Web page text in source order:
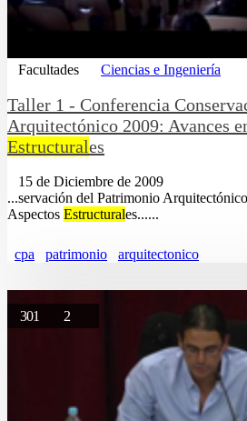
Facultades Ciencias e Ingeniería
Taller 1 - Conferencia
Arquitectónico 2009: Avances
Estructurales
15 de Diciembre de 2009
...servación del Patrimonio
Aspectos Estructurales......
cpa patrimonio arquitectonico
301 2